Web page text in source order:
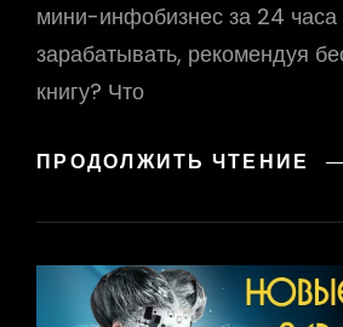
мини-инфобизнес за 24 часа
зарабатывать, рекомендуя
книгу? Что
ПРОДОЛЖИТЬ ЧТЕНИЕ
С